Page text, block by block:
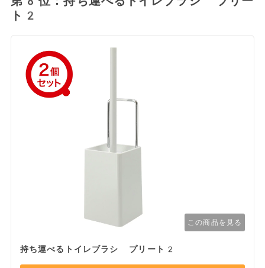
ト2
この商品を見る
持ち運べるトイレブラシ プリート2